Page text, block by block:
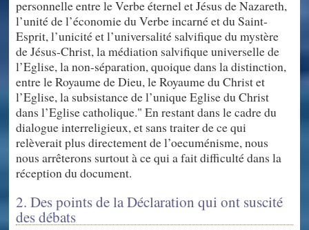
personnelle entre le Verbe éternel et Jésus de Nazareth,
l’unité de l’économie du Verbe incarné et du Saint-
Esprit, l’unicité et l’universalité salvifique du mystère
de Jésus-Christ, la médiation salvifique universelle de
l’Eglise, la non-séparation, quoique dans la distinction,
entre le Royaume de Dieu, le Royaume du Christ et
l’Eglise, la subsistance de l’unique Eglise du Christ
dans l’Eglise catholique." En restant dans le cadre du
dialogue interreligieux, et sans traiter de ce qui
relèverait plus directement de l’oecuménisme, nous
nous arrêterons surtout à ce qui a fait difficulté dans la
réception du document.
2. Des points de la Déclaration qui ont suscité
des débats